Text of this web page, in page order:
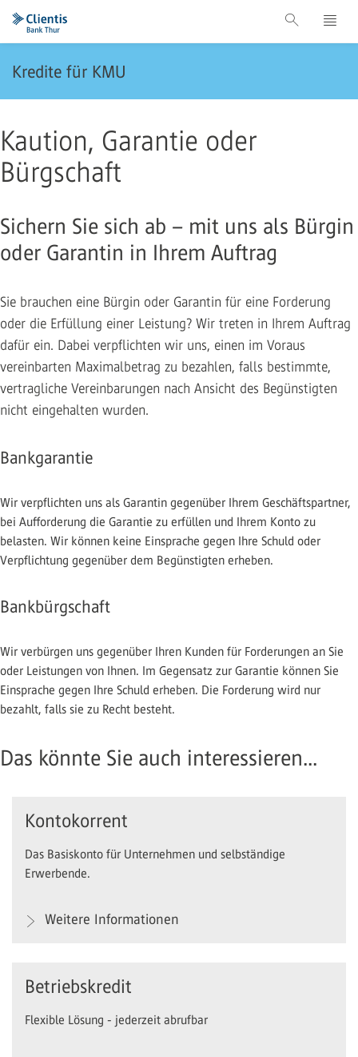
Kredite für KMU
Kaution, Garantie oder
Bürgschaft
Sichern Sie sich ab – mit uns als Bürgin
oder Garantin in Ihrem Auftrag
Sie brauchen eine Bürgin oder Garantin für eine Forderung
oder die Erfüllung einer Leistung? Wir treten in Ihrem Auftrag
dafür ein. Dabei verpflichten wir uns, einen im Voraus
vereinbarten Maximalbetrag zu bezahlen, falls bestimmte,
vertragliche Vereinbarungen nach Ansicht des Begünstigten
nicht eingehalten wurden.
Bankgarantie
Wir verpflichten uns als Garantin gegenüber Ihrem Geschäftspartner,
bei Aufforderung die Garantie zu erfüllen und Ihrem Konto zu
belasten. Wir können keine Einsprache gegen Ihre Schuld oder
Verpflichtung gegenüber dem Begünstigten erheben.
Bankbürgschaft
Wir verbürgen uns gegenüber Ihren Kunden für Forderungen an Sie
oder Leistungen von Ihnen. Im Gegensatz zur Garantie können Sie
Einsprache gegen Ihre Schuld erheben. Die Forderung wird nur
bezahlt, falls sie zu Recht besteht.
Das könnte Sie auch interessieren...
Kontokorrent
Das Basiskonto für Unternehmen und selbständige
Erwerbende.
Weitere Informationen
Betriebskredit
Flexible Lösung - jederzeit abrufbar